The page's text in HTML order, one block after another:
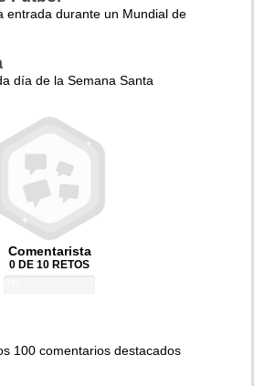
entrada durante un Mundial de
día de la Semana Santa
Comentarista
0 DE 10 RETOS
100 comentarios destacados